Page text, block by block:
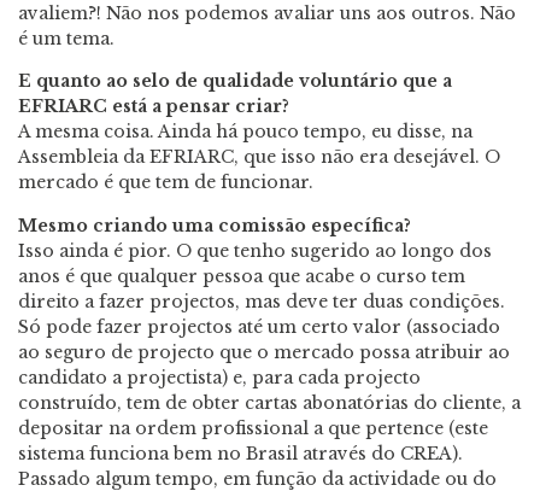
avaliem?! Não nos podemos avaliar uns aos outros. Não
é um tema.
E quanto ao selo de qualidade voluntário que a
EFRIARC está a pensar criar?
A mesma coisa. Ainda há pouco tempo, eu disse, na
Assembleia da EFRIARC, que isso não era desejável. O
mercado é que tem de funcionar.
Mesmo criando uma comissão específica?
Isso ainda é pior. O que tenho sugerido ao longo dos
anos é que qualquer pessoa que acabe o curso tem
direito a fazer projectos, mas deve ter duas condições.
Só pode fazer projectos até um certo valor (associado
ao seguro de projecto que o mercado possa atribuir ao
candidato a projectista) e, para cada projecto
construído, tem de obter cartas abonatórias do cliente, a
depositar na ordem profissional a que pertence (este
sistema funciona bem no Brasil através do CREA).
Passado algum tempo, em função da actividade ou do